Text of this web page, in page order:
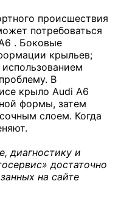
происшествия
потребоваться
. Боковые
крыльев;
В
крыло Audi A6
формы, затем
слоем. Когда
диагностику и
достаточно
на сайте